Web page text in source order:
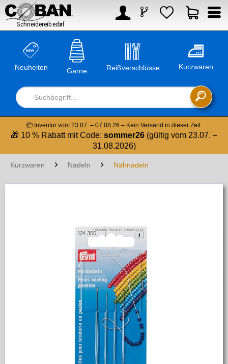
 

Neuheiten Garne

Reißverschlüsse Kurzwaren
📦 Inventur vom 23.07. – 07.08.26 – Kein Versand in dieser Zeit.
🎁 10 % Rabatt mit Code: sommer26 (gültig vom 23.07. –
31.08.2026)
Kurzwaren Nadeln Nähnadeln